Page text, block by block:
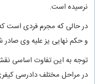
نرسیده است.
در حالی که مجرم فردی است که
و حکم نهایی یز علیه وی
توجه به این تفاوت اساسی
در مراحل مختلف دادرسی